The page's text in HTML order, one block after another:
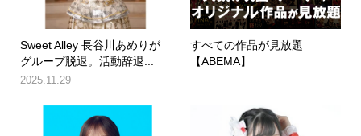
Sweet Alley 長谷川あめりが
グループ脱退。活動辞退...
2025.11.29
すべての作品が見放題
【ABEMA】